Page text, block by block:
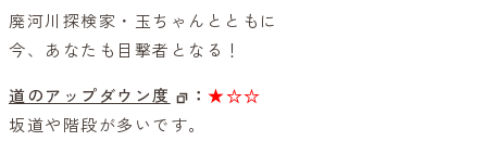
廃河川探検家・玉ちゃんとともに
今、あなたも目撃者となる！
道のアップダウン度 ： ★☆☆
坂道や階段が多いです。